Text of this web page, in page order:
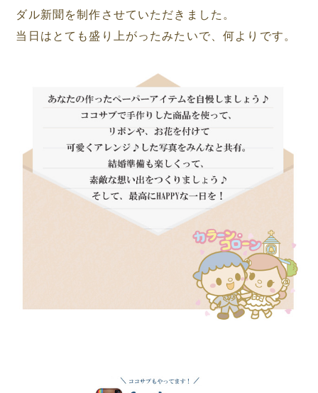
ダル新聞を制作させていただきました。
当日はとても盛り上がったみたいで、何よりです。